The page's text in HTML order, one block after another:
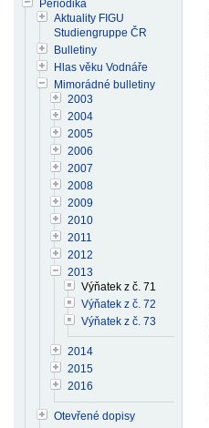
Periodika
Aktuality FIGU
Studiengruppe ČR
Bulletiny
Hlas věku Vodnáře
Mimorádné bulletiny
2003
2004
2005
2006
2007
2008
2009
2010
2011
2012
2013
Výňatek z č. 71
Výňatek z č. 72
Výňatek z č. 73
2014
2015
2016
Otevřené dopisy